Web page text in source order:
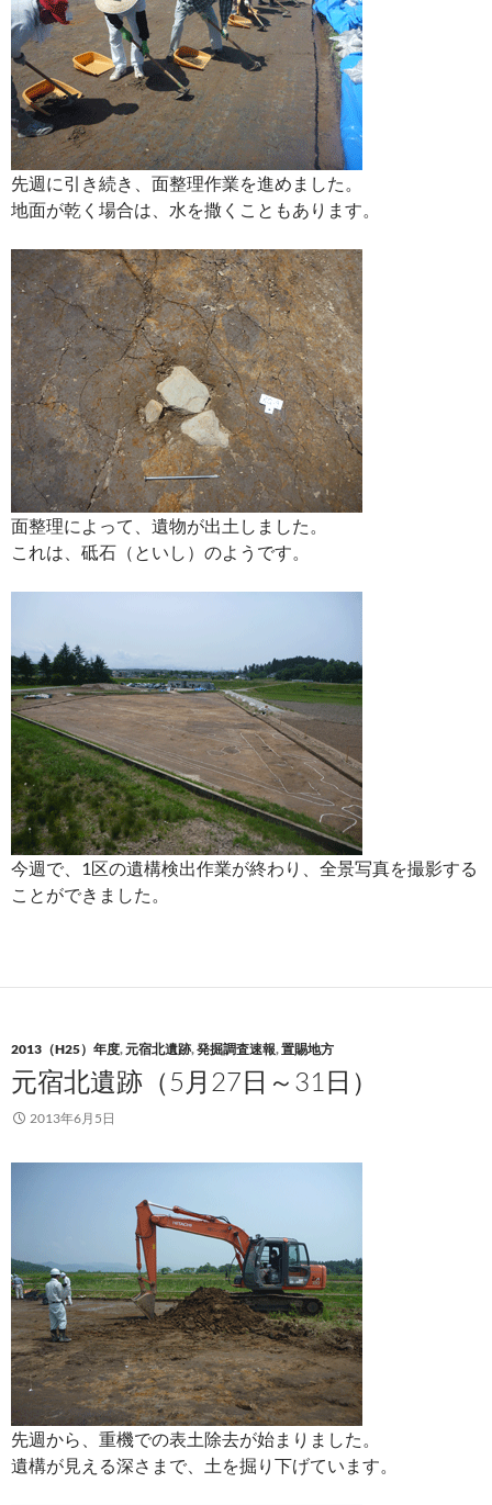
先週に引き続き、面整理作業を進めました。
地面が乾く場合は、水を撒くこともあります。
面整理によって、遺物が出土しました。
これは、砥石（といし）のようです。
今週で、1区の遺構検出作業が終わり、全景写真を撮影する
ことができました。
2013（H25）年度,元宿北遺跡,発掘調査速報,置賜地方
元宿北遺跡（5月27日～31日）
2013年6月5日
先週から、重機での表土除去が始まりました。
遺構が見える深さまで、土を掘り下げています。